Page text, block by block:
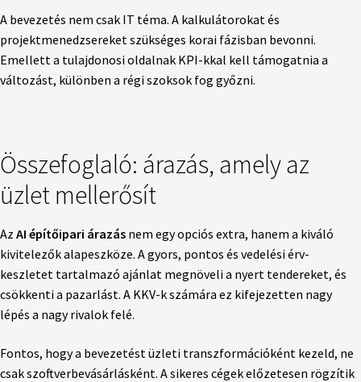
A bevezetés nem csak IT téma. A kalkulátorokat és
projektmenedzsereket szükséges korai fázisban bevonni.
Emellett a tulajdonosi oldalnak KPI-kkal kell támogatnia a
változást, különben a régi szoksok fog győzni.
Összefoglaló: árazás, amely az
üzlet mellerősít
Az AI építőipari árazás nem egy opciós extra, hanem a kiváló
kivitelezők alapeszköze. A gyors, pontos és vedelési érv-
keszletet tartalmazó ajánlat megnöveli a nyert tendereket, és
csökkenti a pazarlást. A KKV-k számára ez kifejezetten nagy
lépés a nagy rivalok felé.
Fontos, hogy a bevezetést üzleti transzformációként kezeld, ne
csak szoftverbevásárlásként. A sikeres cégek előzetesen rögzítik